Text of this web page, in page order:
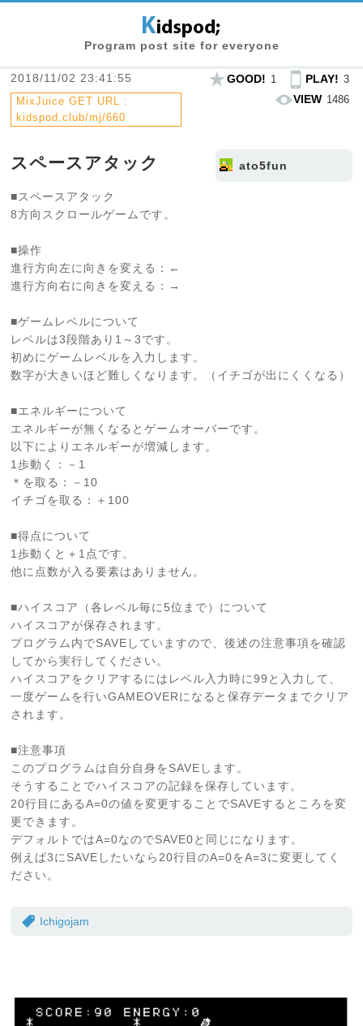
Program post site for everyone
2018/11/02 23:41:55
MixJuice GET URL :
kidspod.club/mj/660
GOOD! 1 PLAY! 3
VIEW 1486
ato5fun
スペースアタック
■スペースアタック
8方向スクロールゲームです。
■操作
進行方向左に向きを変える：←
進行方向右に向きを変える：→
■ゲームレベルについて
レベルは3段階あり1～3です。
初めにゲームレベルを入力します。
数字が大きいほど難しくなります。（イチゴが出にくくなる）
■エネルギーについて
エネルギーが無くなるとゲームオーバーです。
以下によりエネルギーが増減します。
1歩動く：－1
＊を取る：－10
イチゴを取る：＋100
■得点について
1歩動くと＋1点です。
他に点数が入る要素はありません。
■ハイスコア（各レベル毎に5位まで）について
ハイスコアが保存されます。
プログラム内でSAVEしていますので、後述の注意事項を確認
してから実行してください。
ハイスコアをクリアするにはレベル入力時に99と入力して、
一度ゲームを行いGAMEOVERになると保存データまでクリア
されます。
■注意事項
このプログラムは自分自身をSAVEします。
そうすることでハイスコアの記録を保存しています。
20行目にあるA=0の値を変更することでSAVEするところを変
更できます。
デフォルトではA=0なのでSAVE0と同じになります。
例えば3にSAVEしたいなら20行目のA=0をA=3に変更してく
ださい。
Ichigojam